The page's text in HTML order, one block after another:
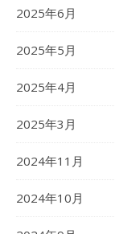
2025年6月
2025年5月
2025年4月
2025年3月
2024年11月
2024年10月